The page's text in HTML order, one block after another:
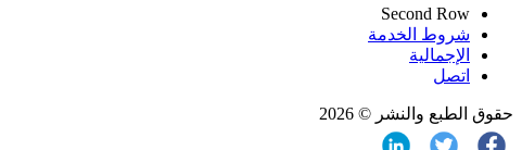
Second Row
شروط الخدمة
الإجمالية
اتصل
حقوق الطبع والنشر © 2026